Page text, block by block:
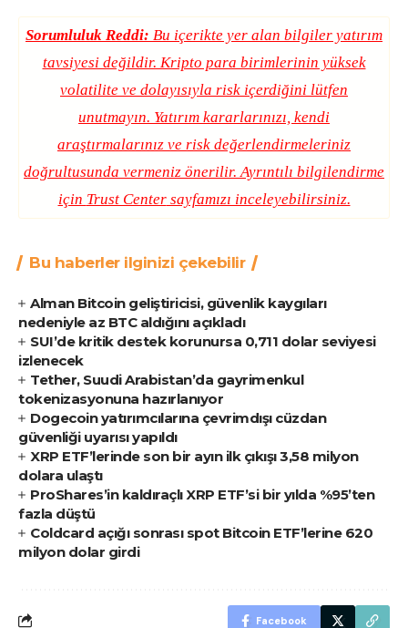
Sorumluluk Reddi: Bu içerikte yer alan bilgiler yatırım
tavsiyesi değildir. Kripto para birimlerinin yüksek
volatilite ve dolayısıyla risk içerdiğini lütfen
unutmayın. Yatırım kararlarınızı, kendi
araştırmalarınız ve risk değerlendirmeleriniz
doğrultusunda vermeniz önerilir. Ayrıntılı bilgilendirme
için Trust Centersayfamızı inceleyebilirsiniz.
Bu haberler ilginizi çekebilir
Alman Bitcoin geliştiricisi, güvenlik kaygıları
nedeniyle az BTC aldığını açıkladı
SUI’de kritik destek korunursa 0,711 dolar seviyesi
izlenecek
Tether, Suudi Arabistan’da gayrimenkul
tokenizasyonuna hazırlanıyor
Dogecoin yatırımcılarına çevrimdışı cüzdan
güvenliği uyarısı yapıldı
XRP ETF’lerinde son bir ayın ilk çıkışı 3,58 milyon
dolara ulaştı
ProShares’in kaldıraçlı XRP ETF’si bir yılda %95’ten
fazla düştü
Coldcard açığı sonrası spot Bitcoin ETF’lerine 620
milyon dolar girdi
Facebook